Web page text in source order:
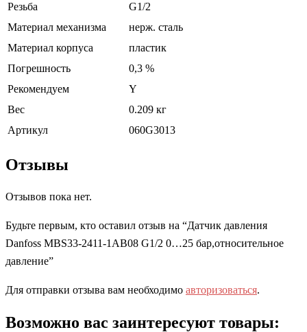
Резьба
G1/2
Материал механизма
нерж. сталь
Материал корпуса
пластик
Погрешность
0,3 %
Рекомендуем
Y
Вес
0.209 кг
Артикул
060G3013
Отзывы
Отзывов пока нет.
Будьте первым, кто оставил отзыв на “Датчик давления
Danfoss MBS33-2411-1AB08 G1/2 0…25 бар,относительное
давление”
Для отправки отзыва вам необходимо авторизоваться.
Возможно вас заинтересуют товары: